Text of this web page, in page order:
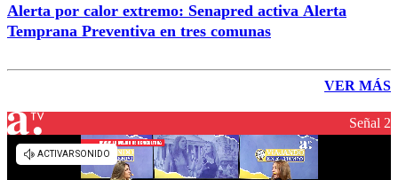
Alerta por calor extremo: Senapred activa Alerta
Temprana Preventiva en tres comunas
VER MÁS
Señal 2